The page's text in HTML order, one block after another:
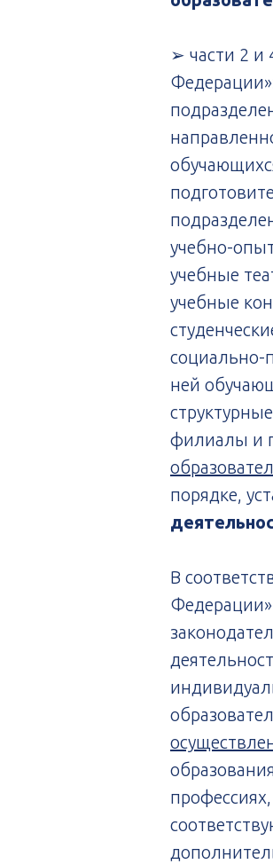
➢ части 2 и
учебно-
учебные
учебные
социально-
ней
филиалы и
порядке,
В
Федерации»